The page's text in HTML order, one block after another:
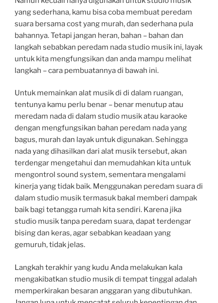
yang sederhana, kamu bisa coba membuat peredam
suara bersama cost yang murah, dan sederhana pula
bahannya. Tetapi jangan heran, bahan – bahan dan
langkah sebabkan peredam nada studio musik ini, layak
untuk kita mengfungsikan dan anda mampu melihat
langkah – cara pembuatannya di bawah ini.
Untuk memainkan alat musik di di dalam ruangan,
tentunya kamu perlu benar – benar menutup atau
meredam nada di dalam studio musik atau karaoke
dengan mengfungsikan bahan peredam nada yang
bagus, murah dan layak untuk digunakan. Sehingga
nada yang dihasilkan dari alat musik tersebut, akan
terdengar mengetahui dan memudahkan kita untuk
mengontrol sound system, sementara mengalami
kinerja yang tidak baik. Menggunakan peredam suara di
dalam studio musik termasuk bakal memberi dampak
baik bagi tetangga rumah kita sendiri. Karena jika
studio musik tanpa peredam suara, dapat terdengar
bising dan keras, agar sebabkan keadaan yang
gemuruh, tidak jelas.
Langkah terakhir yang kudu Anda melakukan kala
mengakibatkan studio musik di tempat tinggal adalah
memperkirakan besaran anggaran yang dibutuhkan.